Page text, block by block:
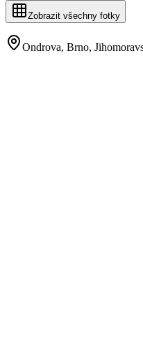
Zobrazit všechny fotky
Ondrova, Brno,